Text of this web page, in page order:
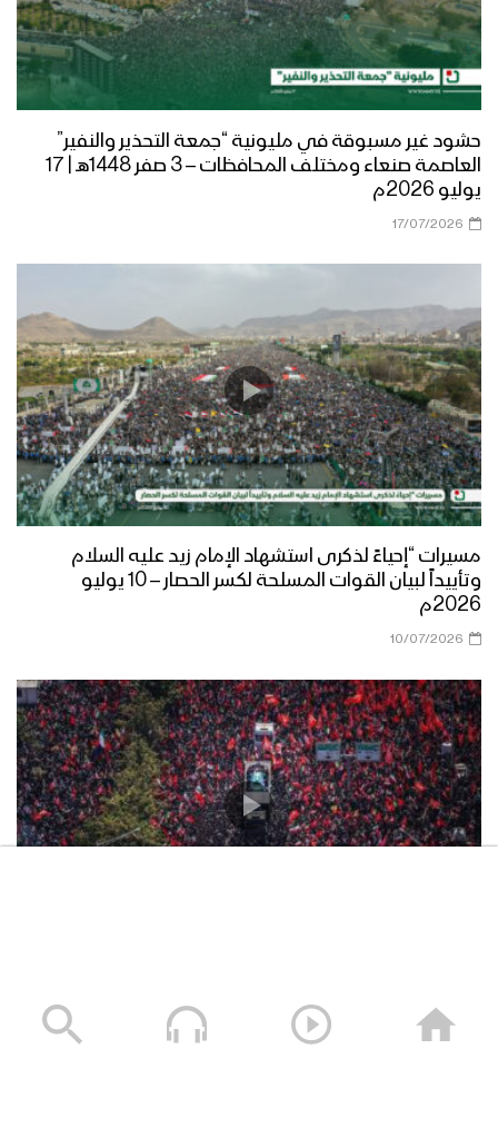
حشود غير مسبوقة في مليونية “جمعة التحذير والنفير”
العاصمة صنعاء ومختلف المحافظات – 3 صفر 1448هـ | 17
يوليو 2026م
17/07/2026
مسيرات “إحياءً لذكرى استشهاد الإمام زيد عليه السلام
وتأييداً لبيان القوات المسلحة لكسر الحصار – 10 يوليو
2026م
10/07/2026
06/07/2026